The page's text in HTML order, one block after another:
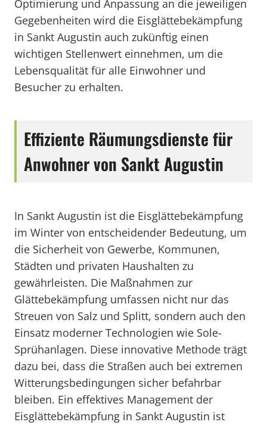
Optimierung und Anpassung an die jeweiligen
Gegebenheiten wird die Eisglättebekämpfung
in Sankt Augustin auch zukünftig einen
wichtigen Stellenwert einnehmen, um die
Lebensqualität für alle Einwohner und
Besucher zu erhalten.
Effiziente Räumungsdienste für
Anwohner von Sankt Augustin
In Sankt Augustin ist die Eisglättebekämpfung
im Winter von entscheidender Bedeutung, um
die Sicherheit von Gewerbe, Kommunen,
Städten und privaten Haushalten zu
gewährleisten. Die Maßnahmen zur
Glättebekämpfung umfassen nicht nur das
Streuen von Salz und Splitt, sondern auch den
Einsatz moderner Technologien wie Sole-
Sprühanlagen. Diese innovative Methode trägt
dazu bei, dass die Straßen auch bei extremen
Witterungsbedingungen sicher befahrbar
bleiben. Ein effektives Management der
Eisglättebekämpfung in Sankt Augustin ist